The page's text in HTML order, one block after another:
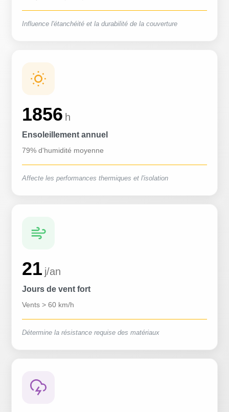
Influence l'étanchéité et la durabilité de la couverture
1856 h
Ensoleillement annuel
79% d'humidité moyenne
Affecte les performances thermiques et l'isolation
21 j/an
Jours de vent fort
Vents > 60 km/h
Détermine la résistance requise des matériaux